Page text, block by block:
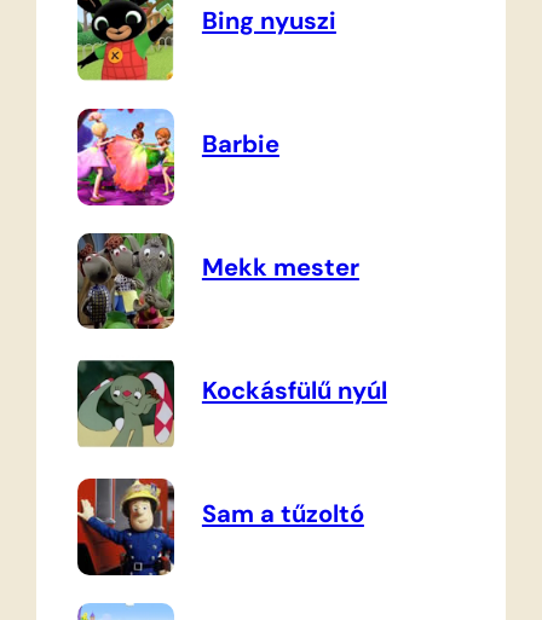
Bing nyuszi
Barbie
Mekk mester
Kockásfülű nyúl
Sam a tűzoltó